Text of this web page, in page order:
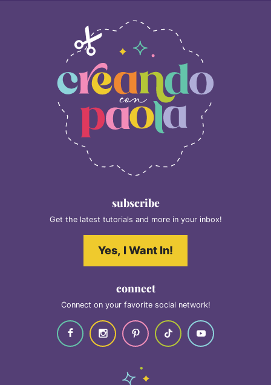
subscribe
Get the latest tutorials and more in your inbox!
Yes, I Want In!
connect
Connect on your favorite social network!